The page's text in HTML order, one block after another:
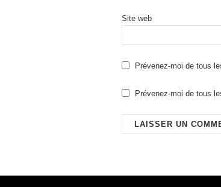
Site web
Prévenez-moi de tous
Prévenez-moi de tous